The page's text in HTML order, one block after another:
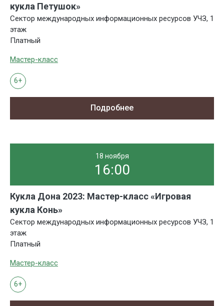
кукла Петушок»
Сектор международных информационных ресурсов УЧЗ, 1
этаж
Платный
Мастер-класс
6+
Подробнее
18 ноября
16:00
Кукла Дона 2023: Мастер-класс «Игровая
кукла Конь»
Сектор международных информационных ресурсов УЧЗ, 1
этаж
Платный
Мастер-класс
6+